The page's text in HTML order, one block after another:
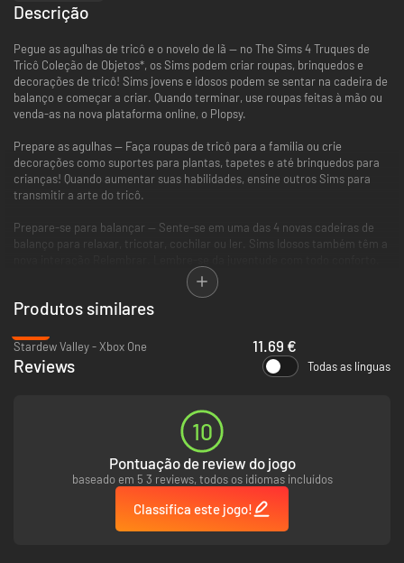
Descrição
Pegue as agulhas de tricô e o novelo de lã — no The Sims 4 Truques de
Tricô Coleção de Objetos*, os Sims podem criar roupas, brinquedos e
decorações de tricô! Sims jovens e idosos podem se sentar na cadeira de
balanço e começar a criar. Quando terminar, use roupas feitas à mão ou
venda-as na nova plataforma online, o Plopsy.
Prepare as agulhas — Faça roupas de tricô para a família ou crie
decorações como suportes para plantas, tapetes e até brinquedos para
crianças! Quando aumentar suas habilidades, ensine outros Sims para
transmitir a arte do tricô.
Prepare-se para balançar — Sente-se em uma das 4 novas cadeiras de
balanço para relaxar, tricotar, cochilar ou ler. Sims Idosos também têm a
Compre online com o Plopsy — Quanto mais você tricotar, mais poderá
ganhar no Plopsy, o novo mercado online para produtos artesanais.
carpintaria.
*REQUER O THE SIMS 4 (VENDIDO SEPARADAMENTE) E TODAS AS
Produtos similares
Stardew Valley - Xbox One
11.69 €
Reviews Todas as línguas
10
Pontuação de review do jogo
baseado em 5 3 reviews, todos os idiomas incluídos
Classifica este jogo!